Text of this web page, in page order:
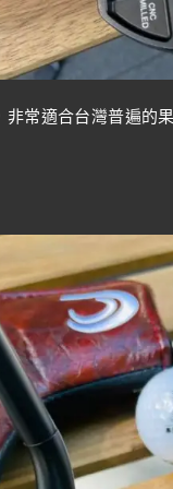
非常適合台灣普遍的